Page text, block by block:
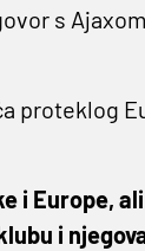
s
proteklog
i Europe,
i